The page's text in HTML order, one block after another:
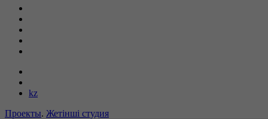
kz
Проекты. Жетінші студия